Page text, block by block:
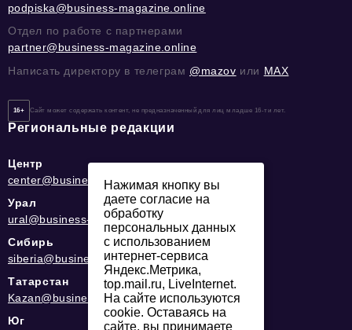
podpiska@business-magazine.online
Отдел по работе с партнерами
partner@business-magazine.online
Написать директору в телеграм @mazov или MAX
16+ Сайт может содержать контент, не предназначенный для лиц младше 16-ти лет.
Региональные редакции
Центр
center@business-magazine.online
Урал
ural@business-magazine.online
Сибирь
siberia@business-magazine.online
Татарстан
Kazan@business-magazine.online
Юг
Нажимая кнопку вы
даете согласие на
обработку
персональных данных
с использованием
интернет-сервиса
Яндекс.Метрика,
top.mail.ru, LiveInternet.
На сайте используются
cookie. Оставаясь на
сайте, вы принимаете